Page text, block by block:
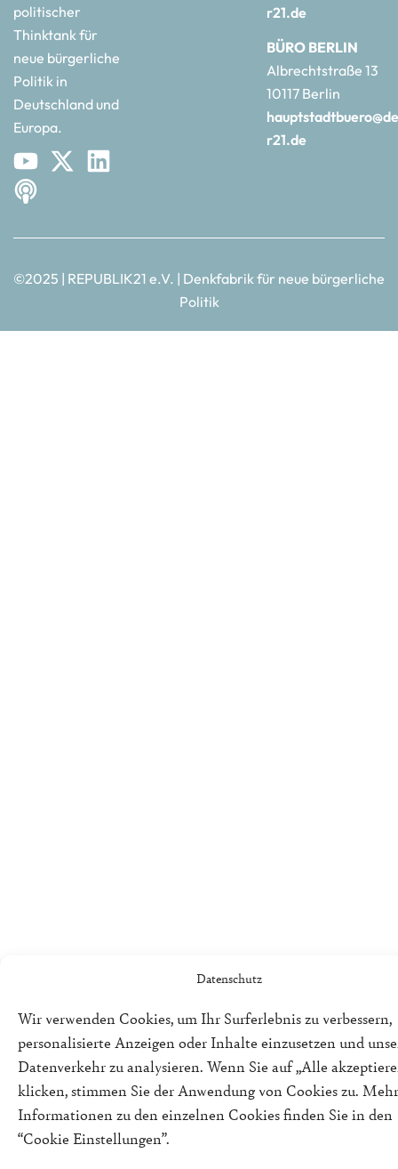
Datenschutz
Wir verwenden Cookies, um Ihr Surferlebnis zu verbessern,
personalisierte Anzeigen oder Inhalte einzusetzen und
Datenverkehr zu analysieren. Wenn Sie auf „Alle
klicken, stimmen Sie der Anwendung von Cookies zu. Mehr
Informationen zu den einzelnen Cookies finden Sie in den
“Cookie Einstellungen”.
politischer
Thinktank für
neue bürgerliche
Politik in
Deutschland und
Europa.
r21.de
BÜRO BERLIN
Albrechtstraße 13
10117 Berlin
r21.de
©2025 | REPUBLIK21 e.V. | Denkfabrik für neue bürgerliche
Politik